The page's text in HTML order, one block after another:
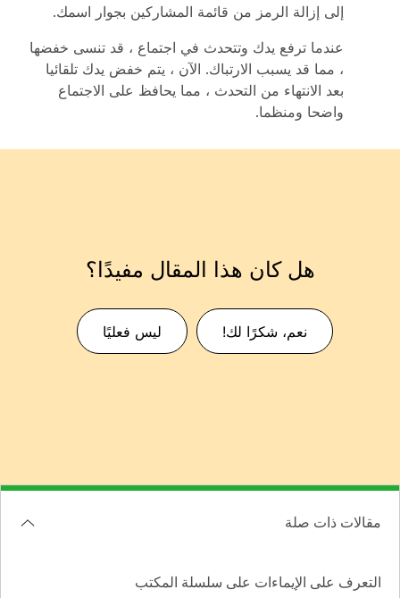
إلى إزالة الرمز من قائمة المشاركين بجوار اسمك.
عندما ترفع يدك وتتحدث في اجتماع ، قد تنسى خفضها
، مما قد يسبب الارتباك. الآن ، يتم خفض يدك تلقائيا
بعد الانتهاء من التحدث ، مما يحافظ على الاجتماع
واضحا ومنظما.
هل كان هذا المقال مفيدًا؟
نعم، شكرًا لك! ليس فعليًا
مقالات ذات صلة
التعرف على الإيماءات على سلسلة المكتب